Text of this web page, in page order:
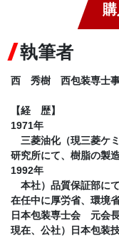
執筆者
西 秀樹 西包装専士
【経 歴】
1971年
三菱油化（現三菱ケ
研究所にて、樹脂の製
1992年
本社）品質保証部に
在任中に厚労省、環境
日本包装専士会 元会
現在、公社）日本包装